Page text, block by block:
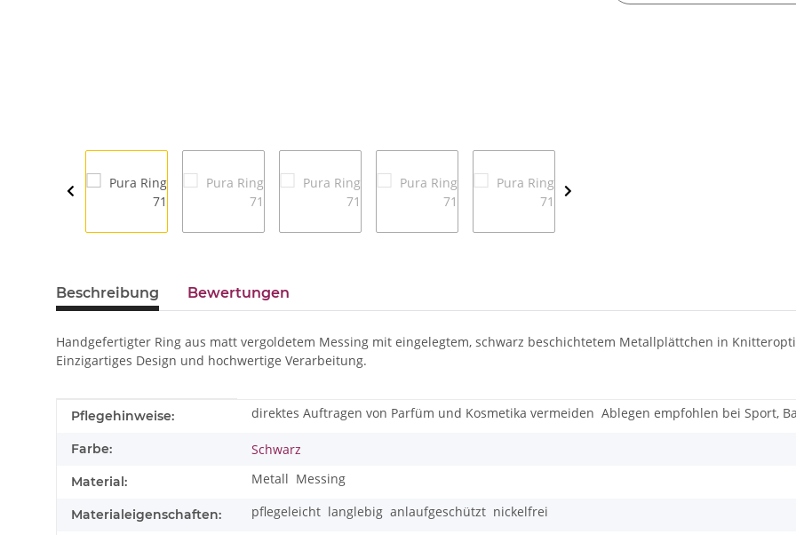
Beschreibung Bewertungen
Handgefertigter Ring aus matt vergoldetem Messing mit eingelegtem, schwarz beschichtetem Metallplättchen in
Einzigartiges Design und hochwertige Verarbeitung.
Produkteigenschaft
Wert
Pflegehinweise: direktes Auftragen von Parfüm und Kosmetika vermeiden Ablegen empfohlen bei Sport,
Farbe: Schwarz
Material: Metall Messing
Materialeigenschaften: pflegeleicht langlebig anlaufgeschützt nickelfrei